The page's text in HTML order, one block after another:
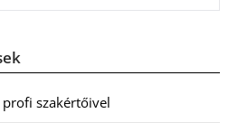
szakértőivel